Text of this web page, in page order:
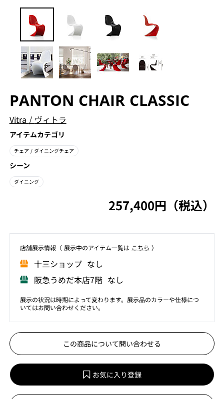
PANTON CHAIR CLASSIC
Vitra / ヴィトラ
アイテムカテゴリ
チェア / ダイニングチェア
シーン
ダイニング
257,400円（税込）
店舗展⽰情報（ 展⽰中のアイテム⼀覧は こちら ）
⼗三ショップ なし
阪急うめだ本店7階 なし
展示の状況は時期によって変わります。展示品のカラーや仕様につ
いてはお問い合わせください。
この商品について問い合わせる
お気に入り登録